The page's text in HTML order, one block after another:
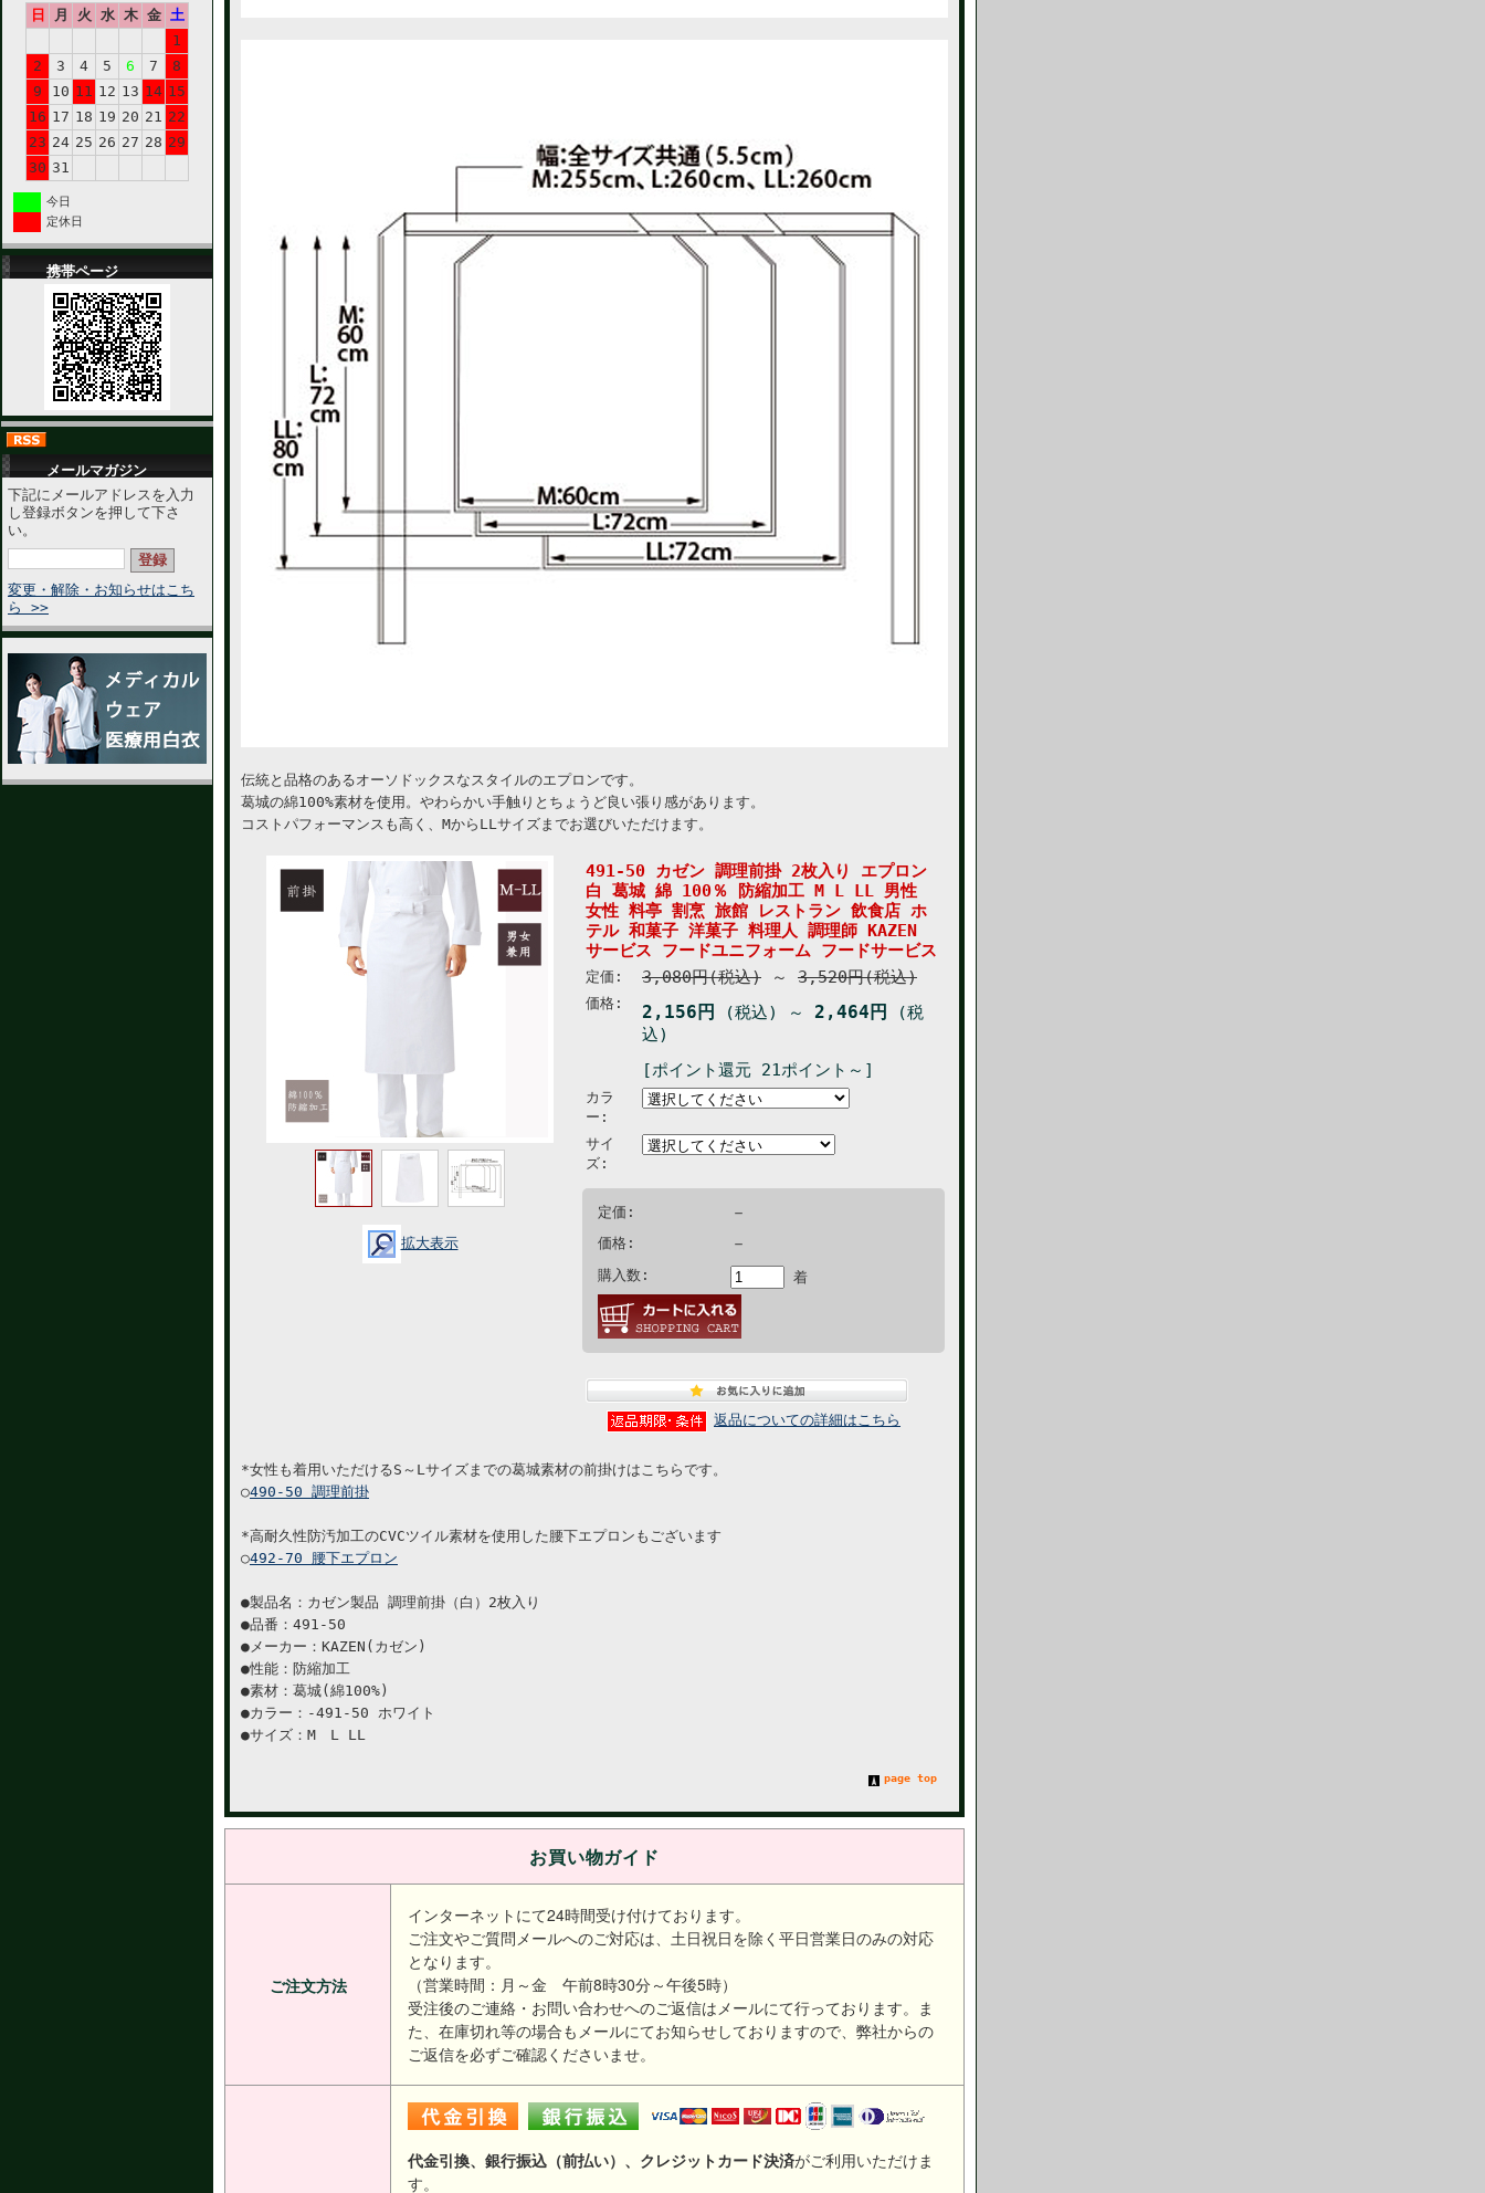
日
月 火 水 木 金 土
1
2
3 4 5 6 7
8
9
10 11 12 13 14 15
16 17 18 19 20 21 22
23 24 25 26 27 28 29
30 31
今日
定休日
携帯ページ
メールマガジン
下記にメールアドレスを入力
し登録ボタンを押して下さ
い。
変更・解除・お知らせはこち
ら >>
伝統と品格のあるオーソドックスなスタイルのエプロンです。
葛城の綿100%素材を使用。やわらかい手触りとちょうど良い張り感があります。
コストパフォーマンスも高く、MからLLサイズまでお選びいただけます。
拡大表示
491-50 カゼン 調理前掛 2枚入り エプロン
白 葛城 綿 100％ 防縮加工 M L LL 男性
女性 料亭 割烹 旅館 レストラン 飲食店 ホ
テル 和菓子 洋菓子 料理人 調理師 KAZEN
サービス フードユニフォーム フードサービス
定価: 3,080円(税込) ～ 3,520円(税込)
価格: 2,156円 (税込) ～ 2,464円
(税
込)
[ポイント還元 21ポイント～]
カラ
ー:
サイ
ズ:
定価: －
価格: －
購入数: 着
返品についての詳細はこちら
*女性も着用いただけるS～Lサイズまでの葛城素材の前掛けはこちらです。
○490-50 調理前掛
*高耐久性防汚加工のCVCツイル素材を使用した腰下エプロンもございます
○492-70 腰下エプロン
●製品名：カゼン製品 調理前掛（白）2枚入り
●品番：491-50
●メーカー：KAZEN(カゼン)
●性能：防縮加工
●素材：葛城(綿100%)
●カラー：-491-50 ホワイト
●サイズ：M L LL
page top
お買い物ガイド
ご注文方法
インターネットにて24時間受け付けております。
ご注文やご質問メールへのご対応は、土日祝日を除く平日営業日のみの対応
となります。
（営業時間：月～金 午前8時30分～午後5時）
受注後のご連絡・お問い合わせへのご返信はメールにて行っております。ま
た、在庫切れ等の場合もメールにてお知らせしておりますので、弊社からの
ご返信を必ずご確認くださいませ。
代金引換、銀行振込（前払い）、クレジットカード決済がご利用いただけま
す。